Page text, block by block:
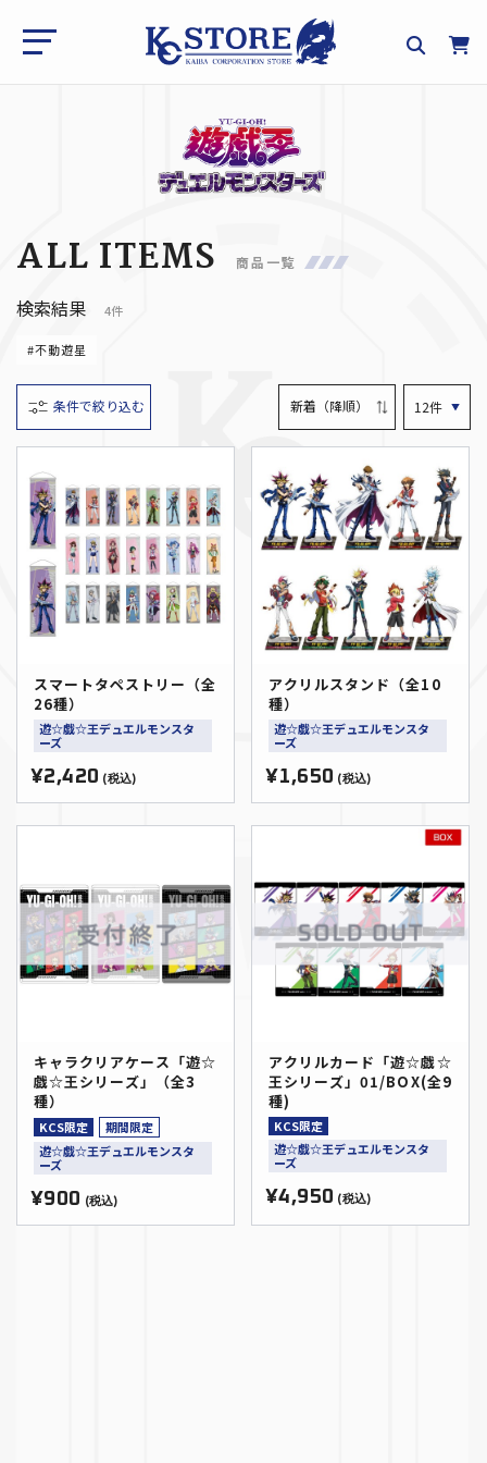
ALL ITEMS 商品一覧
検索結果 4件
#不動遊星
条件で絞り込む
スマートタペストリー（全
26種）
遊☆戯☆王デュエルモンスタ
ーズ
¥2,420 (税込)
アクリルスタンド（全10
種）
遊☆戯☆王デュエルモンスタ
ーズ
¥1,650 (税込)
キャラクリアケース「遊☆
戯☆王シリーズ」（全3
種）
KCS限定
期間限定
遊☆戯☆王デュエルモンスタ
ーズ
¥900 (税込)
アクリルカード「遊☆戯☆
王シリーズ」01/BOX(全9
種)
KCS限定
遊☆戯☆王デュエルモンスタ
ーズ
¥4,950 (税込)